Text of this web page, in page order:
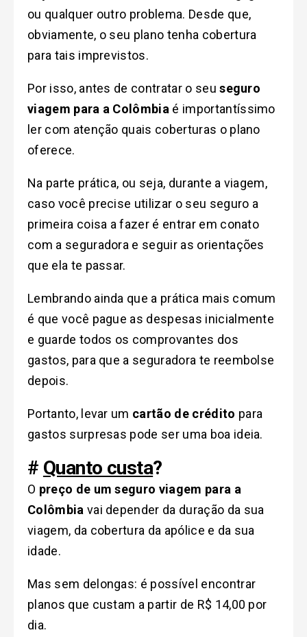
ou qualquer outro problema. Desde que,
obviamente, o seu plano tenha cobertura
para tais imprevistos.
Por isso, antes de contratar o seuseguro
viagem para a Colômbia é importantíssimo
ler com atenção quais coberturas o plano
oferece.
Na parte prática, ou seja, durante a viagem,
caso você precise utilizar o seu seguro a
primeira coisa a fazer é entrar em conato
com a seguradora e seguir as orientações
que ela te passar.
Lembrando ainda que a prática mais comum
é que você pague as despesas inicialmente
e guarde todos os comprovantes dos
gastos, para que a seguradora te reembolse
depois.
Portanto, levar um cartão de crédito para
gastos surpresas pode ser uma boa ideia.
# Quanto custa?
O preço de um seguro viagem para a
Colômbia vai depender da duração da sua
viagem, da cobertura da apólice e da sua
idade.
Mas sem delongas: é possível encontrar
planos que custam a partir de R$ 14,00 por
dia.